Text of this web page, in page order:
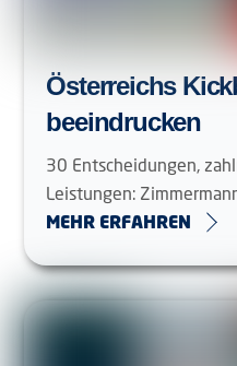
Österreichs
beeindrucken
30 Entscheidungen,
Leistungen:
MEHR ERFAHREN